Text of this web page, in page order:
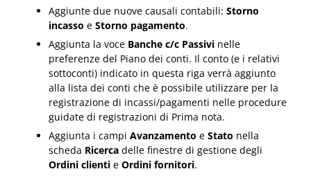
Aggiunte due nuove causali contabili: Storno
incasso e Storno pagamento.
Aggiunta la voce Banche c/c Passivi nelle
preferenze del Piano dei conti. Il conto (e i relativi
sottoconti) indicato in questa riga verrà aggiunto
alla lista dei conti che è possibile utilizzare per la
registrazione di incassi/pagamenti nelle procedure
guidate di registrazioni di Prima nota.
Aggiunta i campi Avanzamento e Stato nella
scheda Ricerca delle finestre di gestione degli
Ordini clienti e Ordini fornitori.